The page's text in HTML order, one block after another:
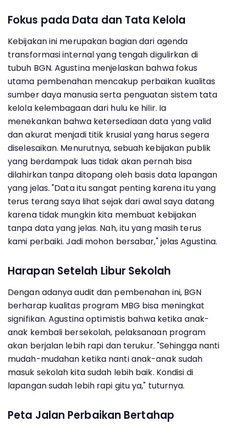
Fokus pada Data dan Tata Kelola
Kebijakan ini merupakan bagian dari agenda
transformasi internal yang tengah digulirkan di
tubuh BGN. Agustina menjelaskan bahwa fokus
utama pembenahan mencakup perbaikan kualitas
sumber daya manusia serta penguatan sistem tata
kelola kelembagaan dari hulu ke hilir. Ia
menekankan bahwa ketersediaan data yang valid
dan akurat menjadi titik krusial yang harus segera
diselesaikan. Menurutnya, sebuah kebijakan publik
yang berdampak luas tidak akan pernah bisa
dilahirkan tanpa ditopang oleh basis data lapangan
yang jelas. "Data itu sangat penting karena itu yang
terus terang saya lihat sejak dari awal saya datang
karena tidak mungkin kita membuat kebijakan
tanpa data yang jelas. Nah, itu yang masih terus
kami perbaiki. Jadi mohon bersabar," jelas Agustina.
Harapan Setelah Libur Sekolah
Dengan adanya audit dan pembenahan ini, BGN
berharap kualitas program MBG bisa meningkat
signifikan. Agustina optimistis bahwa ketika anak-
anak kembali bersekolah, pelaksanaan program
akan berjalan lebih rapi dan terukur. "Sehingga nanti
mudah-mudahan ketika nanti anak-anak sudah
masuk sekolah kita sudah lebih baik. Kondisi di
lapangan sudah lebih rapi gitu ya," tuturnya.
Peta Jalan Perbaikan Bertahap